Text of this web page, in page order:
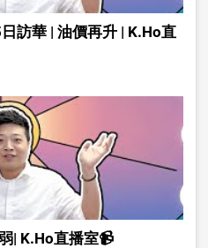
訪華 | 油價再升 | K.Ho直
| K.Ho直播室📹